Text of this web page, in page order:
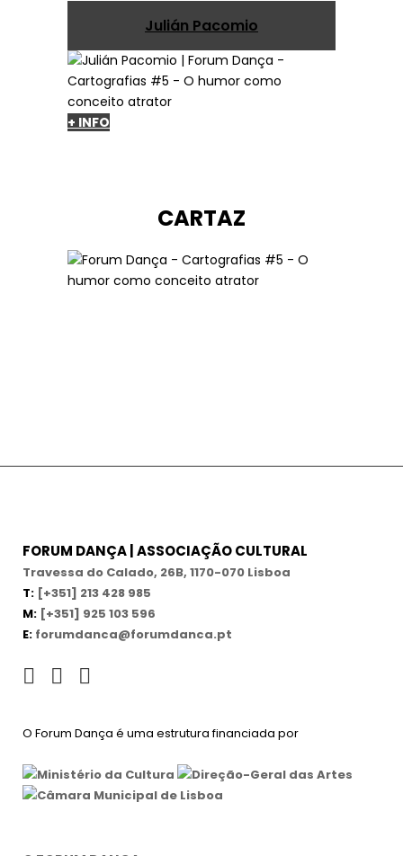
Julián Pacomio
+ INFO
CARTAZ
FORUM DANÇA | ASSOCIAÇÃO CULTURAL
Travessa do Calado, 26B, 1170-070 Lisboa
T: [+351] 213 428 985
M: [+351] 925 103 596
E: forumdanca@forumdanca.pt
O Forum Dança é uma estrutura financiada por